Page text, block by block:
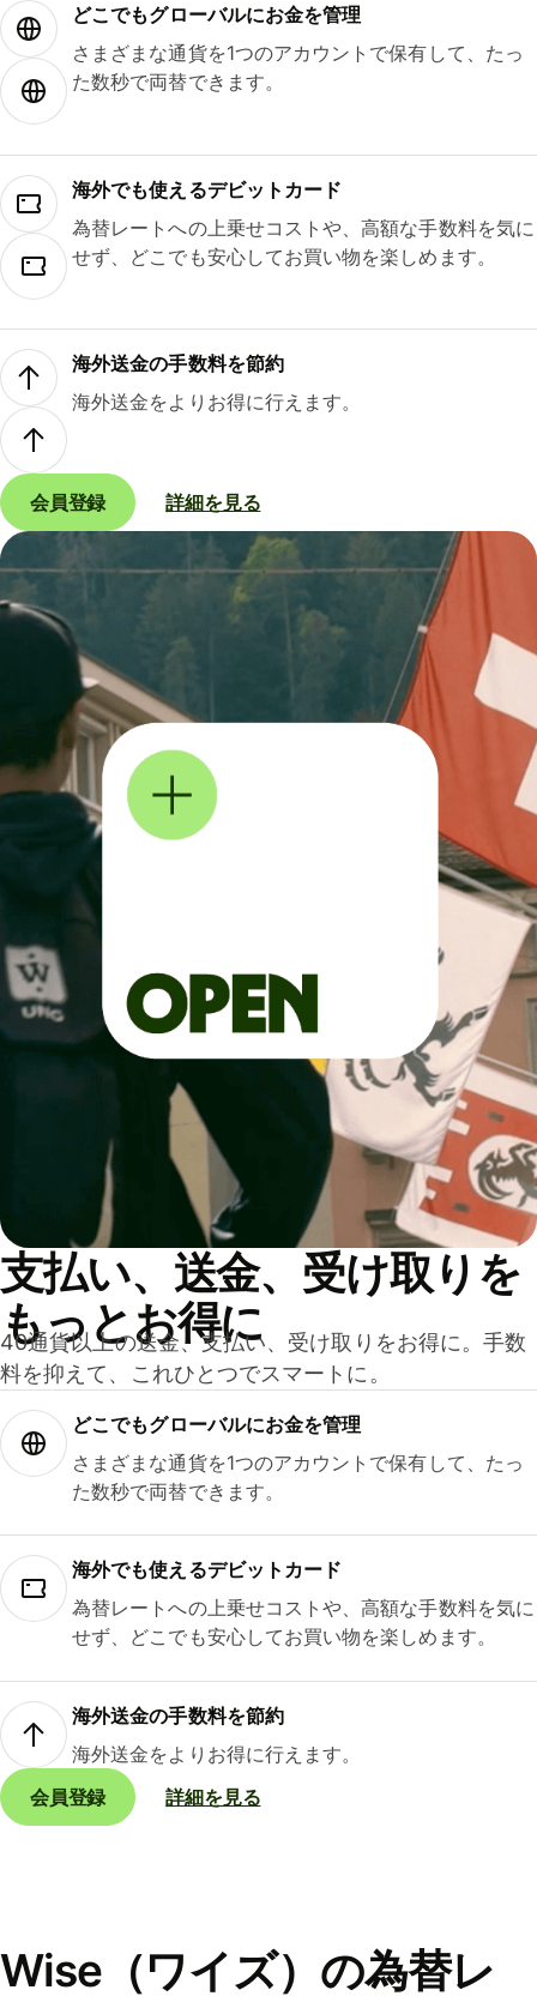
どこでもグ⁠ロ⁠ー⁠バ⁠ルにお金を管理
さまざまな通貨を1つのアカウントで保有して、たっ
た数秒で両替できます。
海外でも使えるデビットカード
為替レートへの上乗せコストや、高額な手数料を気に
せず、どこでも安心してお買い物を楽しめます。
海外送金の手数料を節約
海外送金をよりお得に行えます。
会員登録 詳細を見る
支払い、送金、受け取りを
もっとお得に
40通貨以上の送金、支払い、受け取りをお得に。手数
料を抑えて、これひとつでスマートに。
どこでもグ⁠ロ⁠ー⁠バ⁠ルにお金を管理
さまざまな通貨を1つのアカウントで保有して、たっ
た数秒で両替できます。
海外でも使えるデビットカード
為替レートへの上乗せコストや、高額な手数料を気に
せず、どこでも安心してお買い物を楽しめます。
海外送金の手数料を節約
海外送金をよりお得に行えます。
会員登録
詳細を見る
Wise（ワイズ）の為替レ